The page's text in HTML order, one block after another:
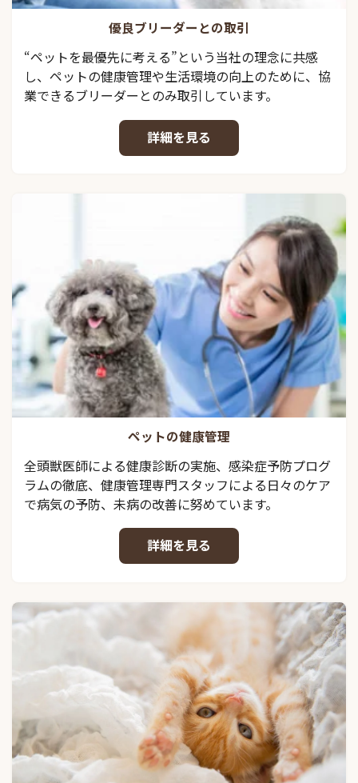
優良ブリーダーとの取引
“ペットを最優先に考える”という当社の理念に共感
し、ペットの健康管理や生活環境の向上のために、協
業できるブリーダーとのみ取引しています。
詳細を見る
ペットの健康管理
全頭獣医師による健康診断の実施、感染症予防プログ
ラムの徹底、健康管理専門スタッフによる日々のケア
で病気の予防、未病の改善に努めています。
詳細を見る